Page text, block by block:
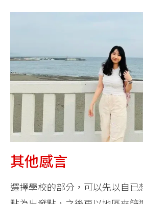
其他感言
選擇學校的部分，可以先以自已